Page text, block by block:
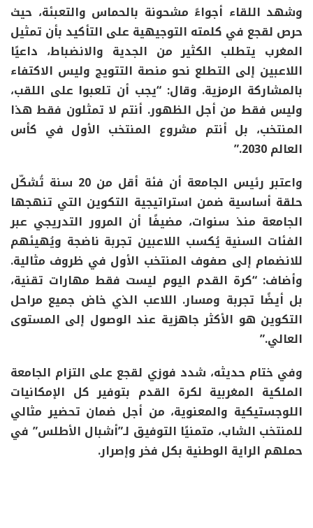
وشهد اللقاء أجواءً مشحونة بالحماس والتعبئة، حيث
حرص لقجع في كلمته التوجيهية على التأكيد بأن تمثيل
المغرب يتطلب الكثير من الجدية والانضباط، داعيًا
اللاعبين إلى التطلع نحو منصة التتويج وليس الاكتفاء
بالمشاركة الرمزية. وقال: “يجب أن تلعبوا على اللقب،
وليس فقط من أجل الظهور. أنتم لا تمثلون فقط هذا
المنتخب، بل أنتم مشروع المنتخب الأول في كأس
العالم 2030.”
واعتبر رئيس الجامعة أن فئة أقل من 20 سنة تُشكّل
حلقة أساسية ضمن استراتيجية التكوين التي تنهجها
الجامعة منذ سنوات، مضيفًا أن المرور التدريجي عبر
الفئات السنية يُكسب اللاعبين تجربة ناضجة ويُهيئهم
للانضمام إلى صفوف المنتخب الأول في ظروف مثالية.
وأضاف: “كرة القدم اليوم ليست فقط مهارات تقنية،
بل أيضًا تجربة ومسار. اللاعب الذي خاض جميع مراحل
التكوين هو الأكثر جاهزية عند الوصول إلى المستوى
العالي.”
وفي ختام حديثه، شدد فوزي لقجع على التزام الجامعة
الملكية المغربية لكرة القدم بتوفير كل الإمكانيات
اللوجستيكية والمعنوية، من أجل ضمان تحضير مثالي
للمنتخب الشاب، متمنيًا التوفيق لـ”أشبال الأطلس” في
حملهم الراية الوطنية بكل فخر وإصرار.